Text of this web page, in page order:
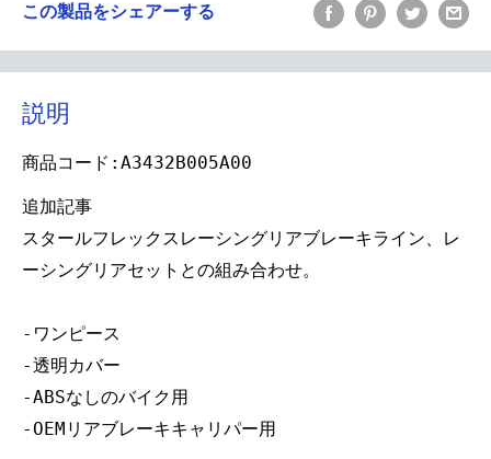
この製品をシェアーする
説明
商品コード:A3432B005A00
追加記事
スタールフレックスレーシングリアブレーキライン、レ
ーシングリアセットとの組み合わせ。
-ワンピース
-透明カバー
-ABSなしのバイク用
-OEMリアブレーキキャリパー用